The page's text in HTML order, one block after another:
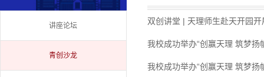
讲座论坛
青创沙龙
双创讲堂 | 天理师生赴天开园
我校成功举办“创赢天理 筑梦扬
我校成功举办“创赢天理 筑梦扬